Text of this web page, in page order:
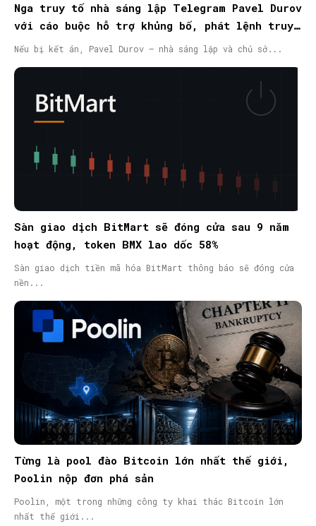
Nga truy tố nhà sáng lập Telegram Pavel Durov
với cáo buộc hỗ trợ khủng bố, phát lệnh truy
nã quốc tế
Nếu bị kết án, Pavel Durov – nhà sáng lập và chủ sở...
Sàn giao dịch BitMart sẽ đóng cửa sau 9 năm
hoạt động, token BMX lao dốc 58%
Sàn giao dịch tiền mã hóa BitMart thông báo sẽ đóng cửa
nền...
Từng là pool đào Bitcoin lớn nhất thế giới,
Poolin nộp đơn phá sản
Poolin, một trong những công ty khai thác Bitcoin lớn
nhất thế giới...